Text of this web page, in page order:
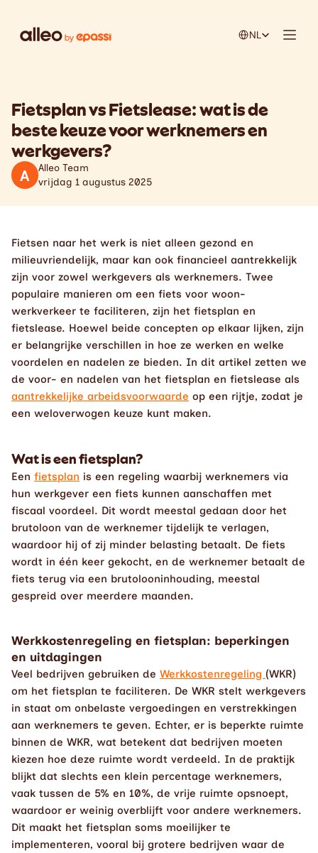
NL
Fietsplan vs Fietslease: wat is de
beste keuze voor werknemers en
werkgevers?
A
Alleo Team
vrijdag 1 augustus 2025
Fietsen naar het werk is niet alleen gezond en
milieuvriendelijk, maar kan ook financieel aantrekkelijk
zijn voor zowel werkgevers als werknemers. Twee
populaire manieren om een fiets voor woon-
werkverkeer te faciliteren, zijn het fietsplan en
fietslease. Hoewel beide concepten op elkaar lijken, zijn
er belangrijke verschillen in hoe ze werken en welke
voordelen en nadelen ze bieden. In dit artikel zetten we
aantrekkelijke arbeidsvoorwaarde op een rijtje, zodat je
een weloverwogen keuze kunt maken.
Wat is een fietsplan?
Een fietsplan is een regeling waarbij werknemers via
hun werkgever een fiets kunnen aanschaffen met
fiscaal voordeel. Dit wordt meestal gedaan door het
brutoloon van de werknemer tijdelijk te verlagen,
waardoor hij of zij minder belasting betaalt. De fiets
wordt in één keer gekocht, en de werknemer betaalt de
fiets terug via een brutolooninhouding, meestal
gespreid over meerdere maanden.
Werkkostenregeling en fietsplan: beperkingen
en uitdagingen
Veel bedrijven gebruiken de Werkkostenregeling (WKR)
om het fietsplan te faciliteren. De WKR stelt werkgevers
in staat om onbelaste vergoedingen en verstrekkingen
aan werknemers te geven. Echter, er is beperkte ruimte
binnen de WKR, wat betekent dat bedrijven moeten
kiezen hoe deze ruimte wordt verdeeld. In de praktijk
blijkt dat slechts een klein percentage werknemers,
vaak tussen de 5% en 10%, de vrije ruimte opsnoept,
waardoor er weinig overblijft voor andere werknemers.
Dit maakt het fietsplan soms moeilijker te
implementeren, vooral bij grotere bedrijven waar de